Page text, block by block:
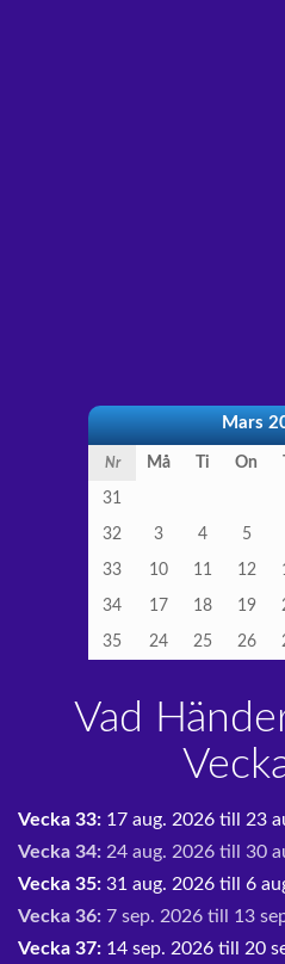
Mars
Nr Må Ti On
31
32 3 4 5
33 10 11 12
34 17 18 19
35 24 25 26
Vad
Vecka 33: 17 aug. 2026 till 23
Vecka 34: 24 aug. 2026 till 30
Vecka 35: 31 aug. 2026 till 6
Vecka 36: 7 sep. 2026 till 13
Vecka 37: 14 sep. 2026 till 20